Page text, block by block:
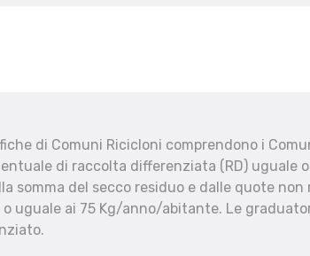
di Comuni Ricicloni comprendono i
di raccolta differenziata (RD) uguale
somma del secco residuo e dalle quote
uguale ai 75 Kg/anno/abitante. Le